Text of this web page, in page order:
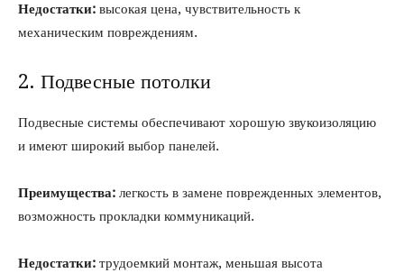
Недостатки: высокая цена, чувствительность к
механическим повреждениям.
2. Подвесные потолки
Подвесные системы обеспечивают хорошую звукоизоляцию
и имеют широкий выбор панелей.
Преимущества: легкость в замене поврежденных элементов,
возможность прокладки коммуникаций.
Недостатки: трудоемкий монтаж, меньшая высота